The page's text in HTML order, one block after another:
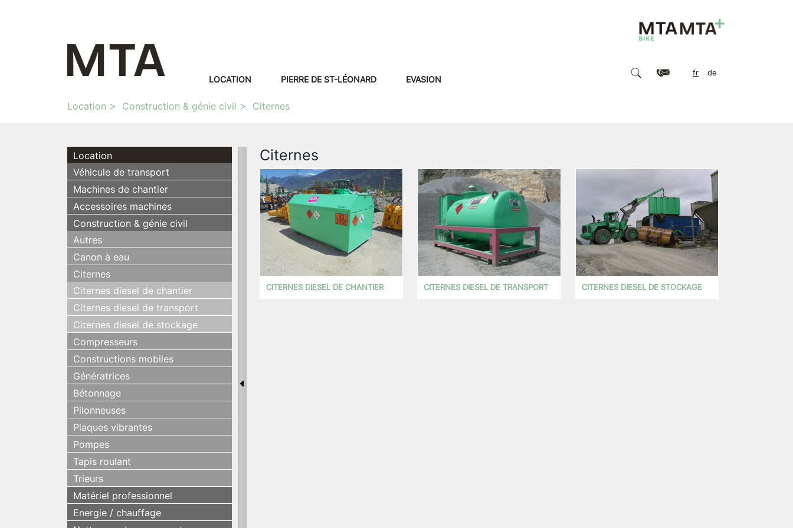
LOCATION PIERRE DE ST-LÉONARD EVASION
fr de
Location Construction & génie civil Citernes
Location
Véhicule de transport
Machines de chantier
Accessoires machines
Construction & génie civil
Autres
Canon à eau
Citernes
Citernes diesel de chantier
Citernes diesel de transport
Citernes diesel de stockage
Compresseurs
Constructions mobiles
Génératrices
Bétonnage
Pilonneuses
Plaques vibrantes
Pompes
Tapis roulant
Trieurs
Matériel professionnel
Energie / chauffage
Citernes
CITERNES DIESEL DE CHANTIER CITERNES DIESEL DE TRANSPORT CITERNES DIESEL DE STOCKAGE